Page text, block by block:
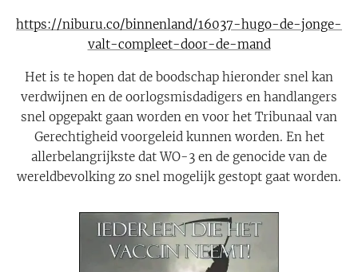
https://niburu.co/binnenland/16037-hugo-de-jonge-
valt-compleet-door-de-mand
Het is te hopen dat de boodschap hieronder snel kan
verdwijnen en de oorlogsmisdadigers en handlangers
snel opgepakt gaan worden en voor het Tribunaal van
Gerechtigheid voorgeleid kunnen worden. En het
allerbelangrijkste dat WO-3 en de genocide van de
wereldbevolking zo snel mogelijk gestopt gaat worden.